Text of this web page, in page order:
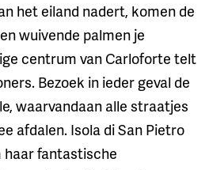
het eiland nadert, komen de
wuivende palmen je
centrum van Carloforte telt
Bezoek in ieder geval de
waarvandaan alle straatjes
afdalen. Isola di San Pietro
fantastische